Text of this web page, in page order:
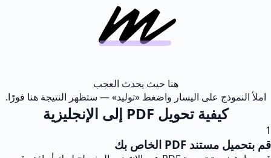
هنا حيث يحدث العجب
املأ النموذج على اليسار واضغط «توليد» — ستظهر النتيجة هنا فورًا.
كيفية تحويل PDF إلى الإنجليزية
1
قم بتحميل مستند PDF الخاص بك